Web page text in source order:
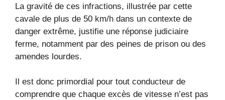
La gravité de ces infractions, illustrée par cette
cavale de plus de 50 km/h dans un contexte de
danger extrême, justifie une réponse judiciaire
ferme, notamment par des peines de prison ou des
amendes lourdes.
Il est donc primordial pour tout conducteur de
comprendre que chaque excès de vitesse n’est pas